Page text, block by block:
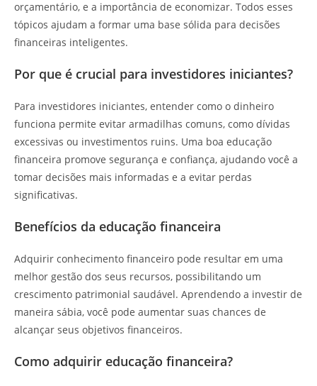
orçamentário, e a importância de economizar. Todos esses
tópicos ajudam a formar uma base sólida para decisões
financeiras inteligentes.
Por que é crucial para investidores iniciantes?
Para investidores iniciantes, entender como o dinheiro
funciona permite evitar armadilhas comuns, como dívidas
excessivas ou investimentos ruins. Uma boa educação
financeira promove segurança e confiança, ajudando você a
tomar decisões mais informadas e a evitar perdas
significativas.
Benefícios da educação financeira
Adquirir conhecimento financeiro pode resultar em uma
melhor gestão dos seus recursos, possibilitando um
crescimento patrimonial saudável. Aprendendo a investir de
maneira sábia, você pode aumentar suas chances de
alcançar seus objetivos financeiros.
Como adquirir educação financeira?